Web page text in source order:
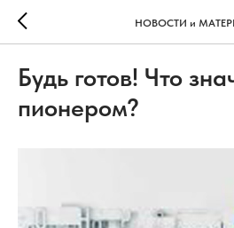
НОВОСТИ и
Будь готов! Что
пионером?